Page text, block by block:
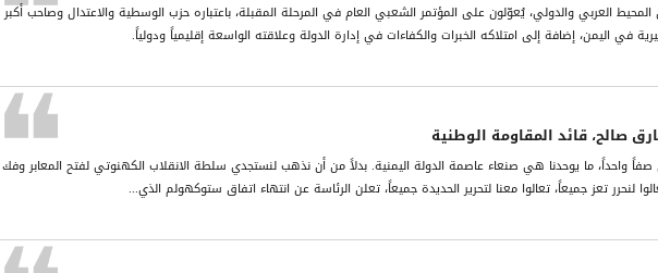
العربي والدولي، يُعوّلون على المؤتمر الشعبي العام في المرحلة المقبلة، باعتباره حزب الوسطية والاعتدال وصاحب أكبر
في اليمن، إضافة إلى امتلاكه الخبرات والكفاءات في إدارة الدولة وعلاقته الواسعة إقليمياً ودولياً.
صالح، قائد المقاومة الوطنية
صفاً واحداً، ما يوحدنا هي صنعاء عاصمة الدولة اليمنية. بدلاً من أن نذهب لنستجدي سلطة الانقلاب الكهنوتي لفتح المعابر وفك
لنحرر تعز جميعاً، تعالوا معنا لتحرير الحديدة جميعاً، تعلن الرئاسة عن انتهاء اتفاق ستوكهولم الذي...